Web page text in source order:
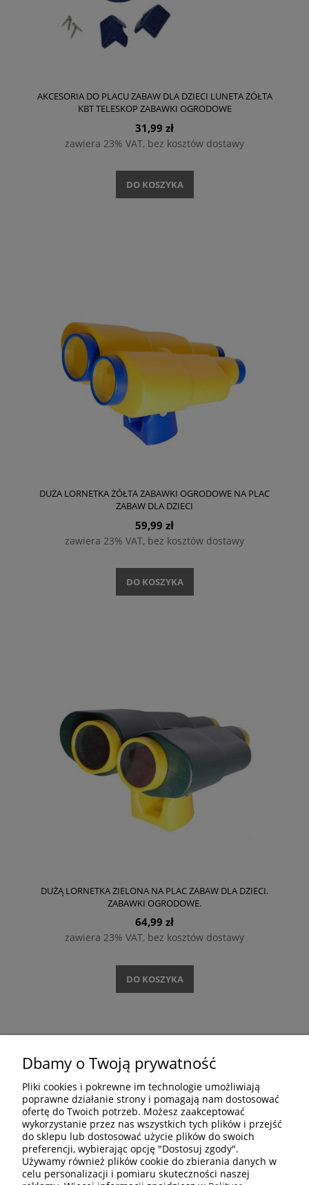
AKCESORIA DO PLACU ZABAW DLA DZIECI LUNETA ŻÓŁTA
KBT TELESKOP ZABAWKI OGRODOWE
31,99 zł
zawiera 23% VAT, bez kosztów dostawy
DO KOSZYKA
DUŻA LORNETKA ŻÓŁTA ZABAWKI OGRODOWE NA PLAC
ZABAW DLA DZIECI
59,99 zł
zawiera 23% VAT, bez kosztów dostawy
DO KOSZYKA
DUŻĄ LORNETKA ZIELONA NA PLAC ZABAW DLA DZIECI.
ZABAWKI OGRODOWE.
64,99 zł
zawiera 23% VAT, bez kosztów dostawy
DO KOSZYKA
DOŁĄCZ DO NAS
Dbamy o Twoją prywatność
Pliki cookies i pokrewne im technologie umożliwiają
poprawne działanie strony i pomagają nam dostosować
ofertę do Twoich potrzeb. Możesz zaakceptować
wykorzystanie przez nas wszystkich tych plików i przejść
do sklepu lub dostosować użycie plików do swoich
preferencji, wybierając opcję "Dostosuj zgody".
Używamy również plików cookie do zbierania danych w
celu personalizacji i pomiaru skuteczności naszej